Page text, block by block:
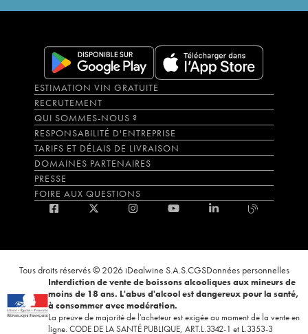
ESTIMATION VIN GRATUITE
RECRUTEMENT
QUI SOMMES-NOUS ?
RESPONSABILITÉ D'ENTREPRISE
TARIFS ET DÉLAIS DE LIVRAISON
DOMAINES PARTENAIRES
PRESSE
FOIRE AUX QUESTIONS
Tous droits réservés © 2026 iDealwine S.A.S.CGSDonnées personnelles
Interdiction de vente de boissons alcooliques aux mineurs de
moins de 18 ans. L'abus d'alcool est dangereux pour la santé,
à consommer avec modération.
La preuve de majorité de l'acheteur est exigée au moment de la vente en
ligne. CODE DE LA SANTÉ PUBLIQUE, ART.L.3342-1 et L.3353-3